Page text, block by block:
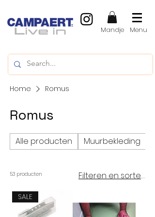
Mandje Menu
Home Romus
Romus
Alle producten Muurbekleding
53 producten Filteren en sorteren
SALE